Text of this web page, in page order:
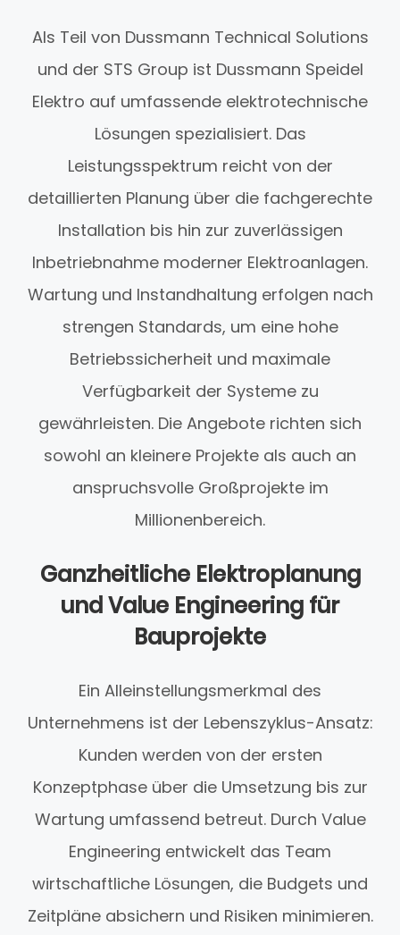
Als Teil von Dussmann Technical Solutions
und der STS Group ist Dussmann Speidel
Elektro auf umfassende elektrotechnische
Lösungen spezialisiert. Das
Leistungsspektrum reicht von der
detaillierten Planung über die fachgerechte
Installation bis hin zur zuverlässigen
Inbetriebnahme moderner Elektroanlagen.
Wartung und Instandhaltung erfolgen nach
strengen Standards, um eine hohe
Betriebssicherheit und maximale
Verfügbarkeit der Systeme zu
gewährleisten. Die Angebote richten sich
sowohl an kleinere Projekte als auch an
anspruchsvolle Großprojekte im
Millionenbereich.
Ganzheitliche Elektroplanung
und Value Engineering für
Bauprojekte
Ein Alleinstellungsmerkmal des
Unternehmens ist der Lebenszyklus-Ansatz:
Kunden werden von der ersten
Konzeptphase über die Umsetzung bis zur
Wartung umfassend betreut. Durch Value
Engineering entwickelt das Team
wirtschaftliche Lösungen, die Budgets und
Zeitpläne absichern und Risiken minimieren.